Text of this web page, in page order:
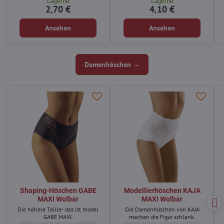
2,70 €
Ansehen
4,10 €
Ansehen
Damenhöschen →
Shaping-Höschen GABE
MAXI Wolbar
Die höhere Taille- das ist model
GABE MAXI.
Modellierhöschen KAJA
MAXI Wolbar
Die Damenhöschen von KAJA
machen die Figur schlank.